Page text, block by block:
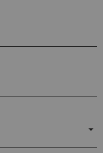
arrow_drop_down